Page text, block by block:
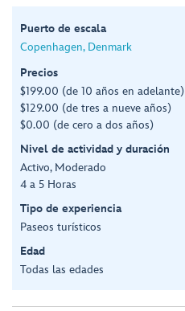
Puerto de escala
Copenhagen, Denmark
Precios
$199.00 (de 10 años en adelante)
$129.00 (de tres a nueve años)
$0.00 (de cero a dos años)
Nivel de actividad y duración
Activo, Moderado
4 a 5 Horas
Tipo de experiencia
Paseos turísticos
Edad
Todas las edades